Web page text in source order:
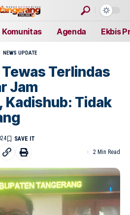
Komunitas Agenda Ekbis
NEWS UPDATE
Terlindas
Jam
Kadishub: Tidak
2 Min Read